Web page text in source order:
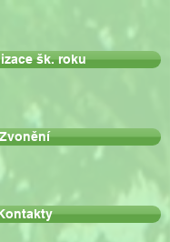
šk. roku
Zvonění